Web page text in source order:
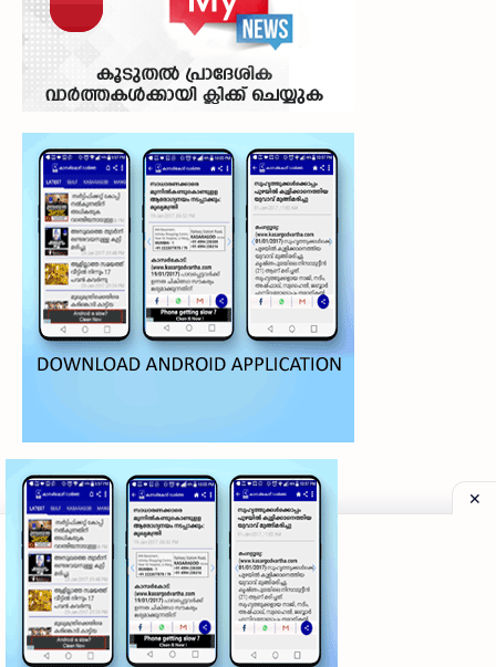
©2026‧My Kasaragod Vartha | LATEST KASARAGOD
Privacy Policy
Grievance Redressal